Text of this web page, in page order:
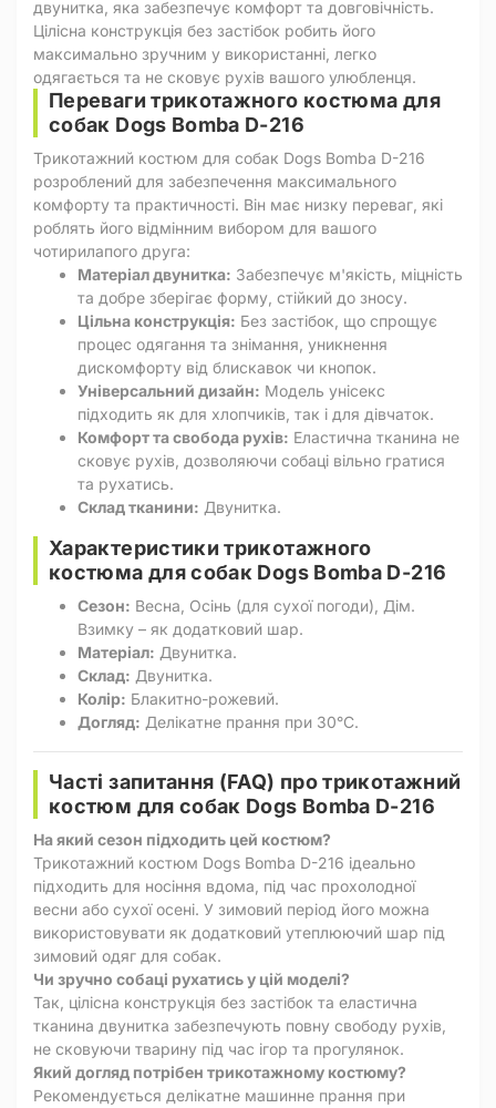
двунитка, яка забезпечує комфорт та довговічність.
Цілісна конструкція без застібок робить його
максимально зручним у використанні, легко
одягається та не сковує рухів вашого улюбленця.
Переваги трикотажного костюма для
собак Dogs Bomba D-216
Трикотажний костюм для собак Dogs Bomba D-216
розроблений для забезпечення максимального
комфорту та практичності. Він має низку переваг, які
роблять його відмінним вибором для вашого
чотирилапого друга:
Матеріал двунитка: Забезпечує м'якість, міцність
та добре зберігає форму, стійкий до зносу.
Цільна конструкція: Без застібок, що спрощує
процес одягання та знімання, уникнення
дискомфорту від блискавок чи кнопок.
Універсальний дизайн: Модель унісекс
підходить як для хлопчиків, так і для дівчаток.
Комфорт та свобода рухів: Еластична тканина не
сковує рухів, дозволяючи собаці вільно гратися
та рухатись.
Склад тканини: Двунитка.
Характеристики трикотажного
костюма для собак Dogs Bomba D-216
Сезон: Весна, Осінь (для сухої погоди), Дім.
Взимку – як додатковий шар.
Матеріал: Двунитка.
Склад: Двунитка.
Колір: Блакитно-рожевий.
Догляд: Делікатне прання при 30°C.
Часті запитання (FAQ) про трикотажний
костюм для собак Dogs Bomba D-216
На який сезон підходить цей костюм?
Трикотажний костюм Dogs Bomba D-216 ідеально
підходить для носіння вдома, під час прохолодної
весни або сухої осені. У зимовий період його можна
використовувати як додатковий утеплюючий шар під
зимовий одяг для собак.
Чи зручно собаці рухатись у цій моделі?
Так, цілісна конструкція без застібок та еластична
тканина двунитка забезпечують повну свободу рухів,
не сковуючи тварину під час ігор та прогулянок.
Який догляд потрібен трикотажному костюму?
Рекомендується делікатне машинне прання при